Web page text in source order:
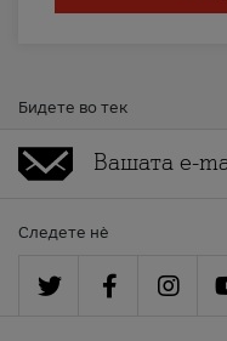
Бидете во тек
Следете нè